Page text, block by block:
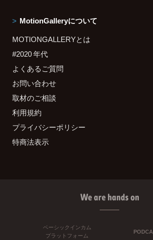
MotionGalleryについて
MOTIONGALLERYとは
#2020 年代
よくあるご質問
お問い合わせ
取材のご相談
利用規約
プライバシーポリシー
特商法表示
We are hands on
ベーシックインカム
プラットフォーム